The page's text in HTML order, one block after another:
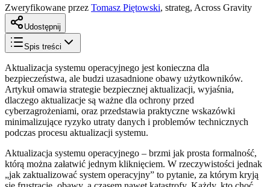
Zweryfikowane przez Tomasz Piętowski, strateg, Across Gravity
Udostępnij
Spis treści
Aktualizacja systemu operacyjnego jest konieczna dla
bezpieczeństwa, ale budzi uzasadnione obawy użytkowników.
Artykuł omawia strategie bezpiecznej aktualizacji, wyjaśnia,
dlaczego aktualizacje są ważne dla ochrony przed
cyberzagrożeniami, oraz przedstawia praktyczne wskazówki
minimalizujące ryzyko utraty danych i problemów technicznych
podczas procesu aktualizacji systemu.
Aktualizacja systemu operacyjnego – brzmi jak prosta formalność,
którą można załatwić jednym kliknięciem. W rzeczywistości jednak
„jak zaktualizować system operacyjny” to pytanie, za którym kryją